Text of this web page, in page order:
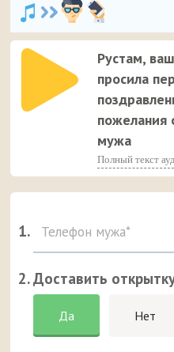
Рустам,
просила
пожелания
мужа
Полный текст
1.
2. Доставить
Да Нет